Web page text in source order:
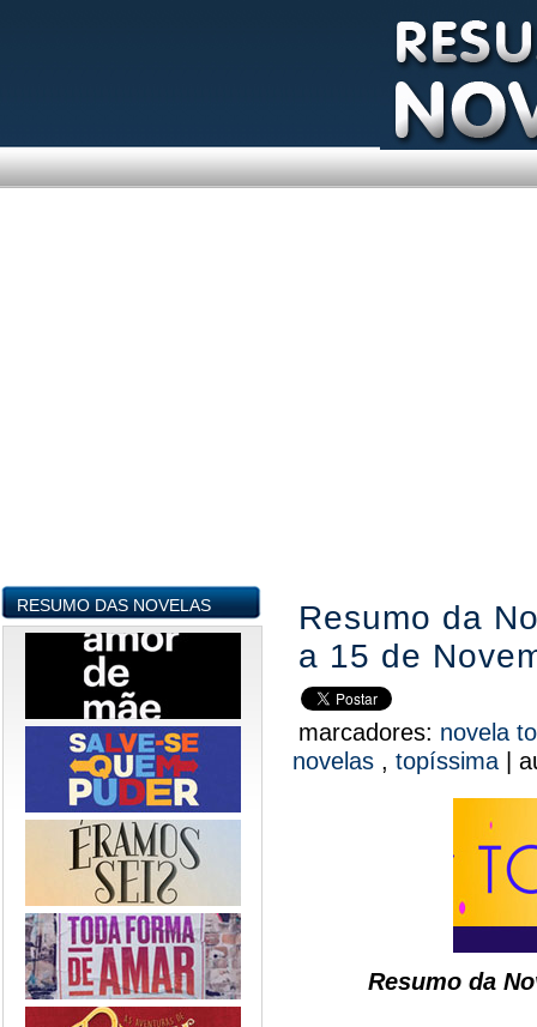
RESUMO DAS NOVELAS
Resumo da
a 15 de
marcadores: novela
novelas , topíssima |
Resumo da